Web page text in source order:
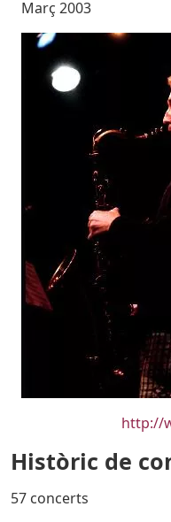
Març 2003
Imatges
Image
URL
http://
Històric de
57 concerts